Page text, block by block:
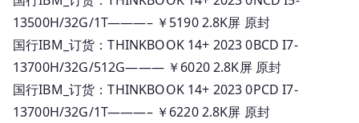
13500H/32G/1T———– ￥5190 2.8K屏 原封
国行IBM_订货：THINKBOOK 14+ 2023 0BCD I7-
13700H/32G/512G——— ￥6020 2.8K屏 原封
国行IBM_订货：THINKBOOK 14+ 2023 0PCD I7-
13700H/32G/1T———– ￥6220 2.8K屏 原封